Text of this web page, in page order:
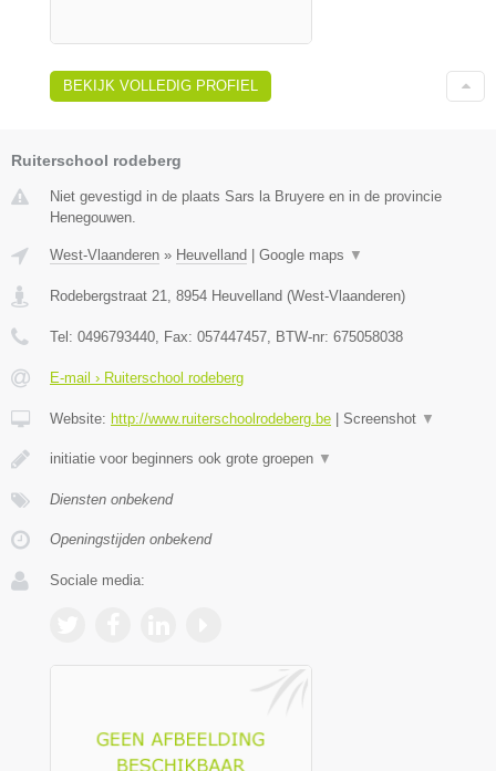
BEKIJK VOLLEDIG PROFIEL
Ruiterschool rodeberg
Niet gevestigd in de plaats Sars la Bruyere en in de provincie
Henegouwen.
West-Vlaanderen » Heuvelland | Google maps ▼
Rodebergstraat 21 8954 Heuvelland (West-Vlaanderen)
Tel: 0496793440 , Fax: 057447457 , BTW-nr: 675058038
E-mail › Ruiterschool rodeberg
Website: http://www.ruiterschoolrodeberg.be | Screenshot ▼
initiatie voor beginners ook grote groepen ▼
Diensten onbekend
Openingstijden onbekend
Sociale media: